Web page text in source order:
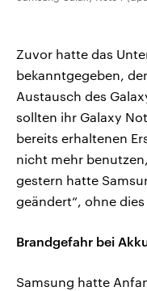
Zuvor hatte das
bekanntgegeben,
Austausch des
sollten ihr Galaxy
bereits erhaltenen
nicht mehr
gestern hatte
geändert“, ohne
Brandgefahr bei
Samsung hatte